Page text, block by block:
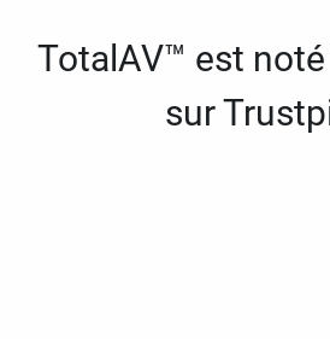
TotalAV™ est
sur